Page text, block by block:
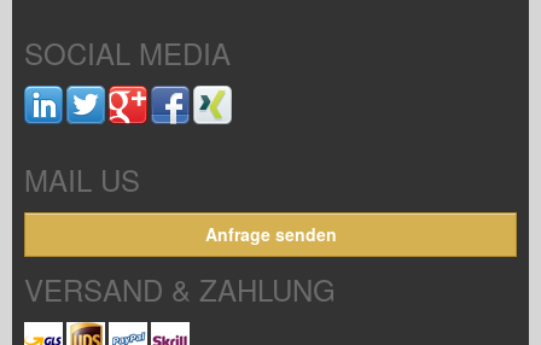
SOCIAL MEDIA
MAIL US
Anfrage senden
VERSAND & ZAHLUNG